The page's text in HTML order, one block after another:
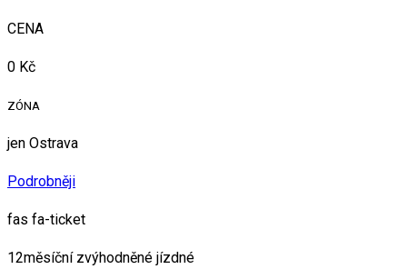
CENA
0 Kč
ZÓNA
jen Ostrava
Podrobněji
fas fa-ticket
12měsíční zvýhodněné jízdné